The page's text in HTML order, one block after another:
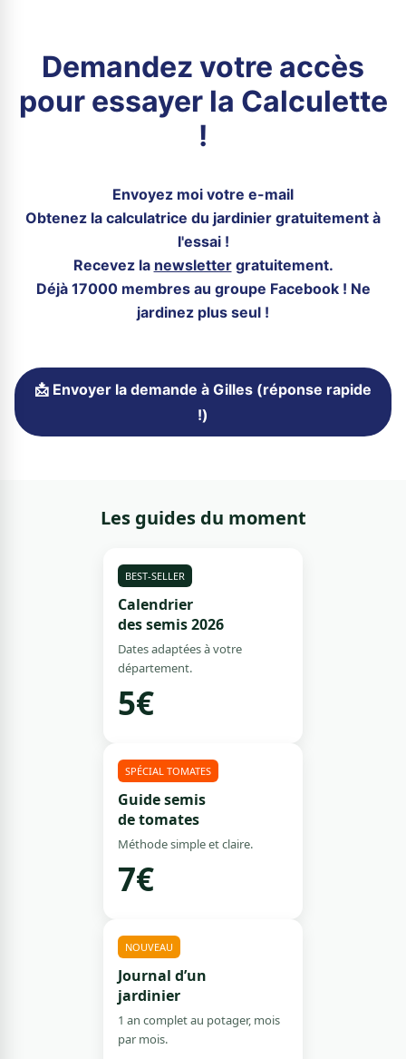
Demandez votre accès
pour essayer la Calculette
!
Envoyez moi votre e-mail
Obtenez la calculatrice du jardinier gratuitement à
l'essai !
Recevez la newslettergratuitement.
Déjà 17000 membres au groupe Facebook ! Ne
jardinez plus seul !
📩 Envoyer la demande à Gilles (réponse rapide
!)
Les guides du moment
BEST-SELLER
Calendrier
des semis 2026
Dates adaptées à votre
département.
5€
SPÉCIAL TOMATES
Guide semis
de tomates
Méthode simple et claire.
7€
NOUVEAU
Journal d’un
jardinier
1 an complet au potager, mois
par mois.